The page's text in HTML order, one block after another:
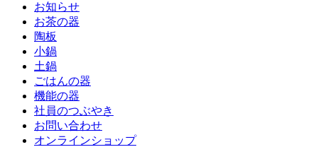
お知らせ
お茶の器
陶板
小鍋
土鍋
ごはんの器
機能の器
社員のつぶやき
お問い合わせ
オンラインショップ